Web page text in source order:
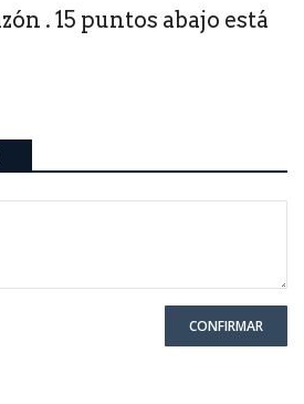
. 15 puntos abajo está
CONFIRMAR